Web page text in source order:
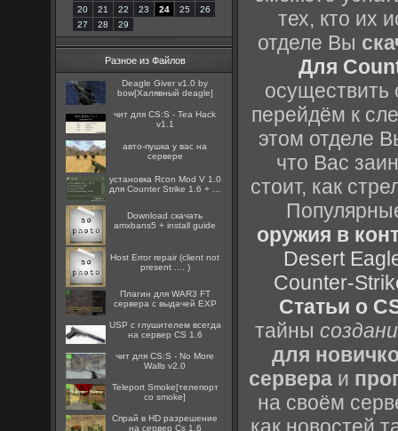
20
21 22 23 24 25
26
27
28 29
Разное из Файлов
Deagle Giver v1.0 by
bow[Халявный deagle]
чит для CS:S - Tea Hack
v1.1
авто-пушка у вас на
сервере
установка Rcon Mod V 1.0
для Counter Strike 1.6 + ...
Download скачать
amxbans5 + install guide
Host Error repair (client not
present .... )
Плагин для WAR3 FT
сервера с выдачей EXP
USP с глушителем всегда
на сервер CS 1.6
чит для CS:S - No More
Walls v2.0
Teleport Smoke[телепорт
со smoke]
Спрай в HD разрешение
на сервер Cs 1,6
тех, кто их
отделе Вы
Для
осуществить
перейдём к
этом отделе
что Вас
стоит, как
оружия в
Desert
Counter-
Статьи о
тайны
для
сервера и
на своём